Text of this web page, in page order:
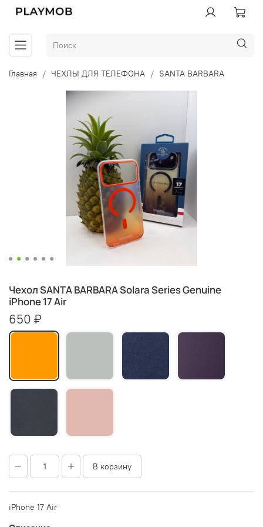
Главная ЧЕХЛЫ ДЛЯ ТЕЛЕФОНА SANTA BARBARA
Чехол SANTA BARBARA Solara Series Genuine
iPhone 17 Air
650 ₽
В корзину
iPhone 17 Air